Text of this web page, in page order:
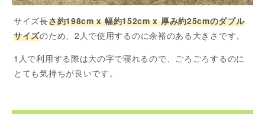
サイズ長さ約198cm x 幅約152cm x 厚み約25cmのダブル
サイズのため、2人で使用するのに余裕のある大きさです。
1人で利用する際は大の字で寝れるので、ごろごろするのに
とても気持ちが良いです。